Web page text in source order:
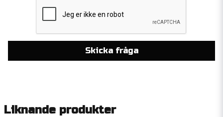
Skicka fråga
Liknande produkter